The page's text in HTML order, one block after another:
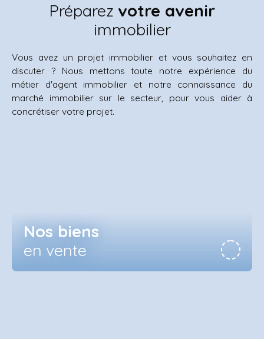
Préparez votre avenir
immobilier
Vous avez un projet immobilier et vous souhaitez en
discuter ? Nous mettons toute notre expérience du
métier d'agent immobilier et notre connaissance du
marché immobilier sur le secteur, pour vous aider à
concrétiser votre projet.
Nos biens
en vente